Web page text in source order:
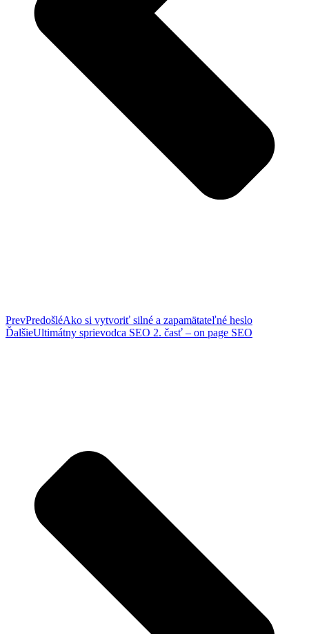
PrevPredošléAko si vytvoriť silné a zapamätateľné heslo
ĎalšieUltimátny sprievodca SEO 2. časť – on page SEO